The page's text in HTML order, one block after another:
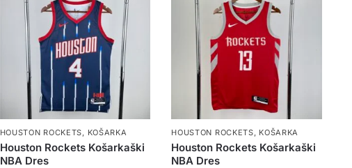
HOUSTON ROCKETS, KOŠARKA
Houston Rockets Košarkaški
NBA Dres
HOUSTON ROCKETS, KOŠARKA
Houston Rockets Košarkaški
NBA Dres